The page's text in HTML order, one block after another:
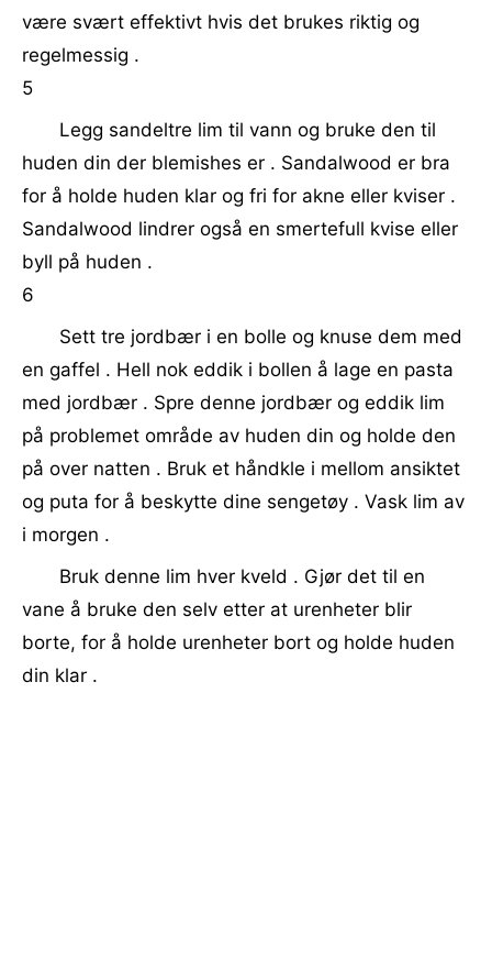
være svært effektivt hvis det brukes riktig og
regelmessig .
5
Legg sandeltre lim til vann og bruke den til
huden din der blemishes er . Sandalwood er bra
for å holde huden klar og fri for akne eller kviser .
Sandalwood lindrer også en smertefull kvise eller
byll på huden .
6
Sett tre jordbær i en bolle og knuse dem med
en gaffel . Hell nok eddik i bollen å lage en pasta
med jordbær . Spre denne jordbær og eddik lim
på problemet område av huden din og holde den
på over natten . Bruk et håndkle i mellom ansiktet
og puta for å beskytte dine sengetøy . Vask lim av
i morgen .
Bruk denne lim hver kveld . Gjør det til en
vane å bruke den selv etter at urenheter blir
borte, for å holde urenheter bort og holde huden
din klar .